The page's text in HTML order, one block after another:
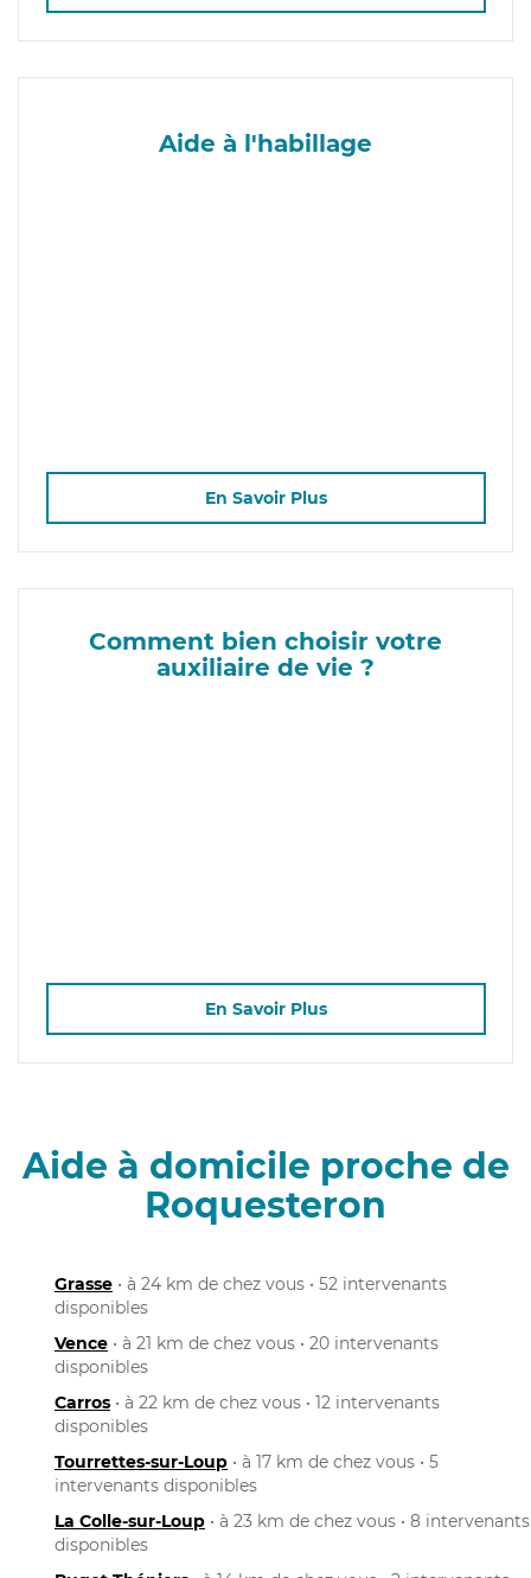
Aide à l'habillage
En Savoir Plus
Comment bien choisir votre
auxiliaire de vie ?
En Savoir Plus
Aide à domicile proche de
Roquesteron
Grasse • à 24 km de chez vous • 52 intervenants
disponibles
Vence • à 21 km de chez vous • 20 intervenants
disponibles
Carros • à 22 km de chez vous • 12 intervenants
disponibles
Tourrettes-sur-Loup • à 17 km de chez vous • 5
intervenants disponibles
La Colle-sur-Loup • à 23 km de chez vous • 8 intervenants
disponibles